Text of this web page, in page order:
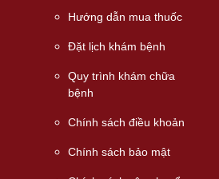
Hướng dẫn mua thuốc
Đặt lịch khám bệnh
Quy trình khám chữa
bệnh
Chính sách điều khoản
Chính sách bảo mật